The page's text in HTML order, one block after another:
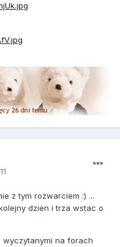
z tym rozwarciem :) ...
dzien i trza wstac o
wyczytanymi na forach